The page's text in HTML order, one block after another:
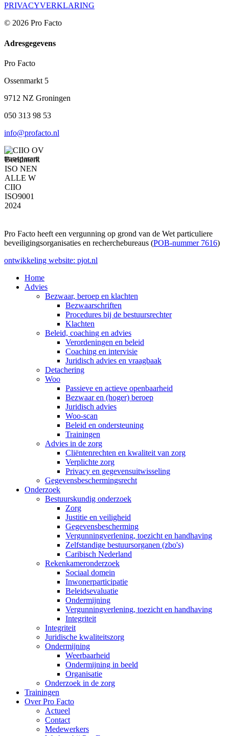
PRIVACYVERKLARING
© 2026 Pro Facto
Adresgegevens
Pro Facto
Ossenmarkt 5
9712 NZ Groningen
050 313 98 53
info@profacto.nl
Pro Facto heeft een vergunning op grond van de Wet particuliere
beveiligingsorganisaties en recherchebureaus (POB-nummer 7616)
ontwikkeling website: pjot.nl
Home
Advies
Bezwaar, beroep en klachten
Bezwaarschriften
Procedures bij de bestuursrechter
Klachten
Beleid, coaching en advies
Verordeningen en beleid
Coaching en intervisie
Juridisch advies en vraagbaak
Detachering
Woo
Passieve en actieve openbaarheid
Bezwaar en (hoger) beroep
Juridisch advies
Woo-scan
Beleid en ondersteuning
Trainingen
Advies in de zorg
Cliëntenrechten en kwaliteit van zorg
Verplichte zorg
Privacy en gegevensuitwisseling
Gegevensbeschermingsrecht
Onderzoek
Bestuurskundig onderzoek
Zorg
Justitie en veiligheid
Gegevensbescherming
Vergunningverlening, toezicht en handhaving
Zelfstandige bestuursorganen (zbo's)
Caribisch Nederland
Rekenkameronderzoek
Sociaal domein
Inwonerparticipatie
Beleidsevaluatie
Ondermijning
Vergunningverlening, toezicht en handhaving
Integriteit
Integriteit
Juridische kwaliteitszorg
Ondermijning
Weerbaarheid
Ondermijning in beeld
Organisatie
Onderzoek in de zorg
Trainingen
Over Pro Facto
Actueel
Contact
Medewerkers